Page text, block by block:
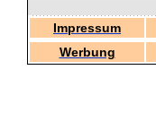
Impressum
Werbung